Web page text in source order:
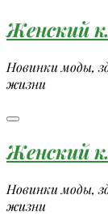
Перейти
к
содержимому
Женский
Новинки моды,
жизни
Женский
Новинки моды,
жизни